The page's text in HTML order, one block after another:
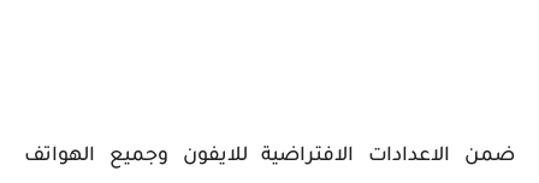
ضمن الاعدادات الافتراضية للايفون وجميع الهواتف